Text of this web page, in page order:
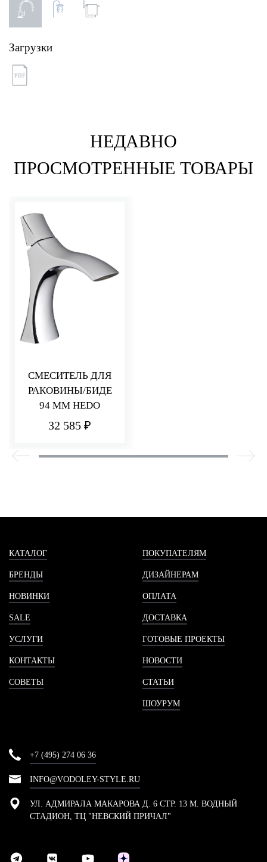
Загрузки
PDF
НЕДАВНО
ПРОСМОТРЕННЫЕ ТОВАРЫ
СМЕСИТЕЛЬ ДЛЯ
РАКОВИНЫ/БИДЕ
94 ММ HEDO
32 585 ₽
КАТАЛОГ
БРЕНДЫ
НОВИНКИ
SALE
УСЛУГИ
КОНТАКТЫ
СОВЕТЫ
ПОКУПАТЕЛЯМ
ДИЗАЙНЕРАМ
ОПЛАТА
ДОСТАВКА
ГОТОВЫЕ ПРОЕКТЫ
НОВОСТИ
СТАТЬИ
ШОУРУМ
+7 (495) 274 06 36
INFO@VODOLEY-STYLE.RU
УЛ. АДМИРАЛА МАКАРОВА Д. 6 СТР. 13 М. ВОДНЫЙ
СТАДИОН, ТЦ "НЕВСКИЙ ПРИЧАЛ"